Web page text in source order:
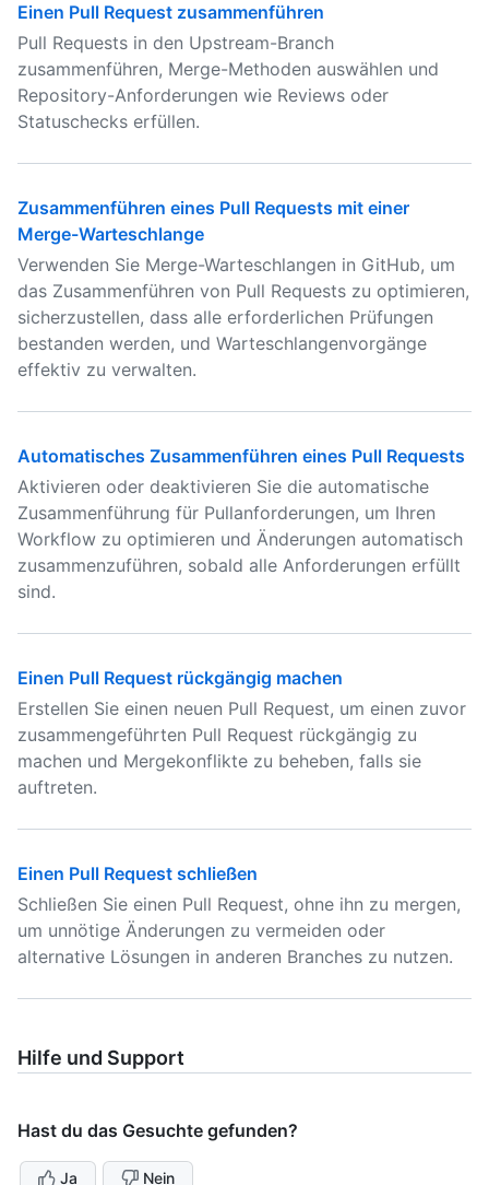
Einen Pull Request zusammenführen
Pull Requests in den Upstream-Branch
zusammenführen, Merge-Methoden auswählen und
Repository-Anforderungen wie Reviews oder
Statuschecks erfüllen.
Zusammenführen eines Pull Requests mit einer
Merge-Warteschlange
Verwenden Sie Merge-Warteschlangen in GitHub, um
das Zusammenführen von Pull Requests zu optimieren,
sicherzustellen, dass alle erforderlichen Prüfungen
bestanden werden, und Warteschlangenvorgänge
effektiv zu verwalten.
Automatisches Zusammenführen eines Pull Requests
Aktivieren oder deaktivieren Sie die automatische
Zusammenführung für Pullanforderungen, um Ihren
Workflow zu optimieren und Änderungen automatisch
zusammenzuführen, sobald alle Anforderungen erfüllt
sind.
Einen Pull Request rückgängig machen
Erstellen Sie einen neuen Pull Request, um einen zuvor
zusammengeführten Pull Request rückgängig zu
machen und Mergekonflikte zu beheben, falls sie
auftreten.
Einen Pull Request schließen
Schließen Sie einen Pull Request, ohne ihn zu mergen,
um unnötige Änderungen zu vermeiden oder
alternative Lösungen in anderen Branches zu nutzen.
Hilfe und Support
Hast du das Gesuchte gefunden?
Ja Nein